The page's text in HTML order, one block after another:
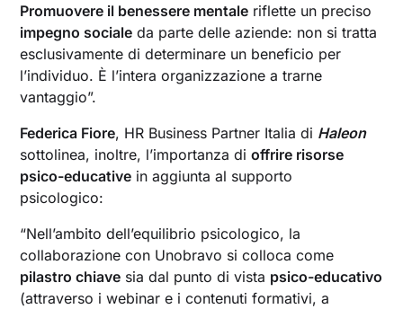
Promuovere il benessere mentale riflette un preciso
impegno sociale da parte delle aziende: non si tratta
esclusivamente di determinare un beneficio per
l’individuo. È l’intera organizzazione a trarne
vantaggio”.
Federica Fiore, HR Business Partner Italia di Haleon
sottolinea, inoltre, l’importanza dioffrire risorse
psico-educative in aggiunta al supporto
psicologico:
“Nell’ambito dell’equilibrio psicologico, la
collaborazione con Unobravo si colloca come
pilastro chiave sia dal punto di vista psico-educativo
(attraverso i webinar e i contenuti formativi, a